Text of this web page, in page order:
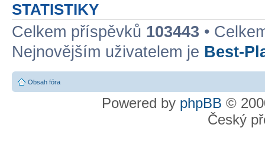
STATISTIKY
Celkem příspěvků 103443 •
Nejnovějším uživatelem je Best-
Obsah fóra
Powered by phpBB ©
Český